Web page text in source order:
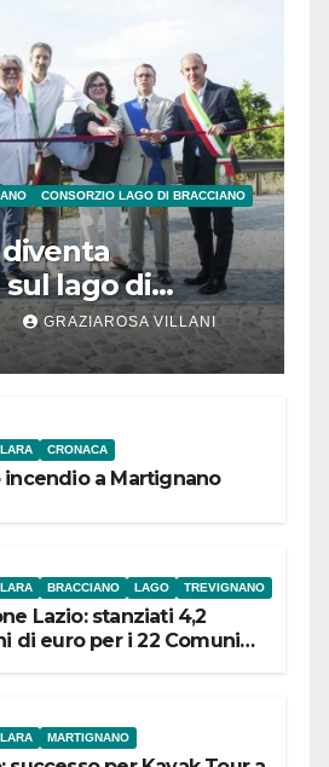
CONSORZIO LAGO DI BRACCIANO
diventa
lago di
ieriGRAZIAROSA VILLANI
CRONACA
incendio a Martignano
BRACCIANO LAGO TREVIGNANO
Lazio: stanziati 4,2
di euro per i 22 Comuni
MARTIGNANO